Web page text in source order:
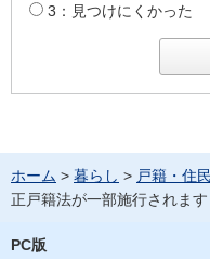
3：見つけにくかった
ホーム > 暮らし > 戸籍・住
正戸籍法が一部施行されます
PC版